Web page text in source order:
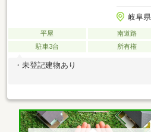
岐阜
平屋 南道路
駐車3台
所有権
・未登記建物あり